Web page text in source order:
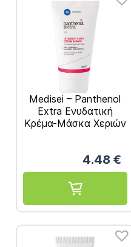
Medisei – Panthenol
Extra Ενυδατική
Kρέμα-Μάσκα Χεριών
4.48 €